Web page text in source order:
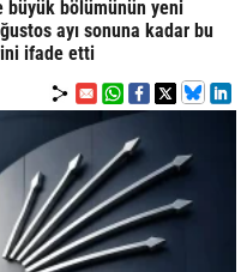
büyük bölümünün yeni
ayı sonuna kadar bu
ifade etti